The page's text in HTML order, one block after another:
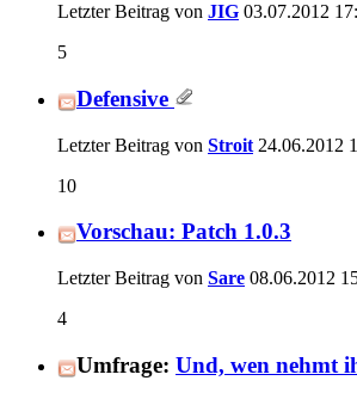
Letzter Beitrag von JIG 03.07.2012
5
Defensive
Letzter Beitrag von Stroit 24.06.2012
10
Vorschau: Patch 1.0.3
Letzter Beitrag von Sare 08.06.2012
4
Umfrage: Und, wen nehmt